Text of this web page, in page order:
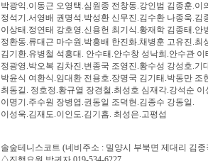
박광익.이동근 오영택.심원종 전창동.강인범 김종훈.이
정석기.서영배 권명석.박성환 신무진.김수환 나종욱.김
이상태.정연태 강호영.신용헌 최기식.황재학 김종태.안
정환동.류대근 마수원.박흥배 한진화.채병훈 고유진.최
김기환.유병철 석흥대. 안수태.안수창 성낙희.안수관 이
정광영.박오복 김차진.변종국 조영진.황수성 강성호.기
박윤식 여환식.임대환 전용호.장명국 김기태.박동만 조
최동길. 정호정.황규열 장경철.최성호 심재각.강석순 이
이명기.주수원 장병엽.권동일 조덕현.김종수 강동일.
이성욱.김재도.이인도.김기흠. 최성은.고평섭
솔숲테니스코트 (네비주소 : 밀양시 부북면 제대리 김